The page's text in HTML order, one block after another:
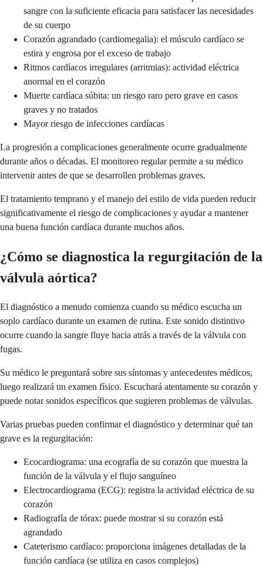
sangre con la suficiente eficacia para satisfacer las necesidades
de su cuerpo
Corazón agrandado (cardiomegalia): el músculo cardíaco se
estira y engrosa por el exceso de trabajo
Ritmos cardíacos irregulares (arritmias): actividad eléctrica
anormal en el corazón
Muerte cardíaca súbita: un riesgo raro pero grave en casos
graves y no tratados
Mayor riesgo de infecciones cardíacas
La progresión a complicaciones generalmente ocurre gradualmente
durante años o décadas. El monitoreo regular permite a su médico
intervenir antes de que se desarrollen problemas graves.
El tratamiento temprano y el manejo del estilo de vida pueden reducir
significativamente el riesgo de complicaciones y ayudar a mantener
una buena función cardíaca durante muchos años.
¿Cómo se diagnostica la regurgitación de la
válvula aórtica?
El diagnóstico a menudo comienza cuando su médico escucha un
soplo cardíaco durante un examen de rutina. Este sonido distintivo
ocurre cuando la sangre fluye hacia atrás a través de la válvula con
fugas.
Su médico le preguntará sobre sus síntomas y antecedentes médicos,
luego realizará un examen físico. Escuchará atentamente su corazón y
puede notar sonidos específicos que sugieren problemas de válvulas.
Varias pruebas pueden confirmar el diagnóstico y determinar qué tan
grave es la regurgitación:
Ecocardiograma: una ecografía de su corazón que muestra la
función de la válvula y el flujo sanguíneo
Electrocardiograma (ECG): registra la actividad eléctrica de su
corazón
Radiografía de tórax: puede mostrar si su corazón está
agrandado
Cateterismo cardíaco: proporciona imágenes detalladas de la
función cardíaca (se utiliza en casos complejos)